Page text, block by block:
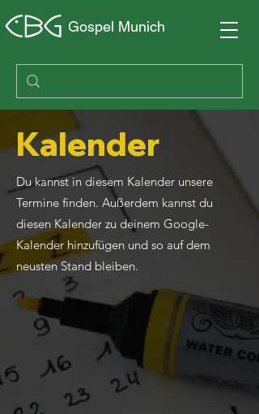
Gospel Munich
Kalender
Du kannst in diesem Kalender unsere
Termine finden. Außerdem kannst du
diesen Kalender zu deinem Google-
Kalender hinzufügen und so auf dem
neusten Stand bleiben.